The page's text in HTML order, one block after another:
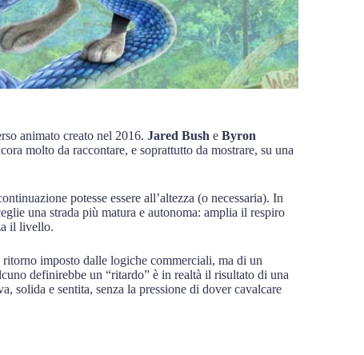
animato creato nel 2016. Jared Bush e Byron
molto da raccontare, e soprattutto da mostrare, su una
potesse essere all’altezza (o necessaria). In
una strada più matura e autonoma: amplia il respiro
il livello.
imposto dalle logiche commerciali, ma di un
definirebbe un “ritardo” è in realtà il risultato di una
solida e sentita, senza la pressione di dover cavalcare